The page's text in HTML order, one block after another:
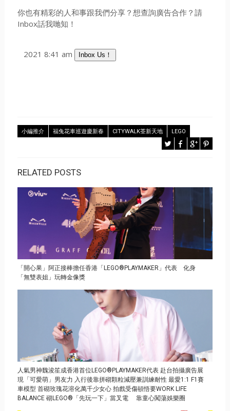
你也有精彩的人和事跟我們分享？想查詢廣告合作？請
Inbox話我哋知！
2021 8:41 am Inbox Us！
小編推介 福兔花車巡遊慶新春 CITYWALK荃新天地 LEGO
RELATED POSTS
「開心果」阿正接棒擔任香港「LEGO®PLAYMAKER」代表 化身
「無雙表姐」玩轉金像獎
人氣男神魏浚笙成香港首位LEGO®PLAYMAKER代表 赴台拍攝廣告展
現「可愛萌」男友力 入行後靠拼砌顆粒減壓兼訓練耐性 最愛1:1 F1賽
車模型 首砌玫瑰花溶化萬千少女心 拍戲受傷頓悟要WORK LIFE
BALANCE 砌LEGO®「先玩一下」當叉電 靠童心闖蕩娛樂圈